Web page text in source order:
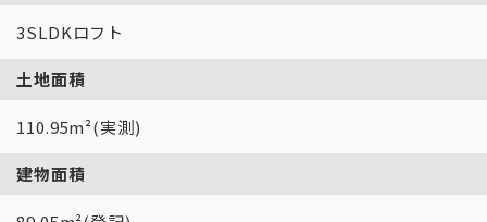
3SLDKロフト
土地面積
110.95m²(実測)
建物面積